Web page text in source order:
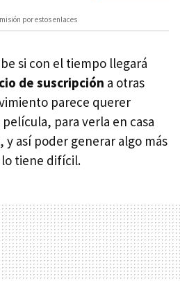
por estos enlaces
si con el tiempo llegará
de suscripción a otras
parece querer
para verla en casa
y así poder generar algo más
tiene difícil.